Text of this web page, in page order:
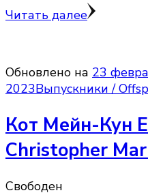
Читать далее
Обновлено на 23
2023Выпускники /
Кот Мейн-Кун
Christopher
Свободен